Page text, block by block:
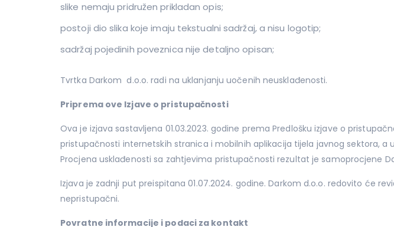
slike nemaju pridružen prikladan opis;
postoji dio slika koje imaju tekstualni sadržaj, a nisu logotip;
sadržaj pojedinih poveznica nije detaljno opisan;
Tvrtka Darkom d.o.o. radi na uklanjanju uočenih neusklađenosti.
Priprema ove Izjave o pristupačnosti
Ova je izjava sastavljena 01.03.2023. godine prema Predlošku izjave o
pristupačnosti internetskih stranica i mobilnih aplikacija tijela javnog sektora, a
Procjena usklađenosti sa zahtjevima pristupačnosti rezultat je samoprocjene
Izjava je zadnji put preispitana 01.07.2024. godine. Darkom d.o.o. redovito će
nepristupačni.
Povratne informacije i podaci za kontakt